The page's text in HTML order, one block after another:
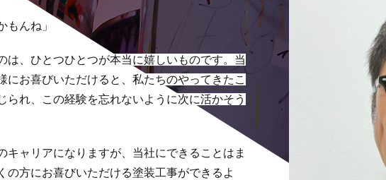
もんね」
は、ひとつひとつが本当に嬉しいものです。当
にお喜びいただけると、私たちのやってきたこ
られ、この経験を忘れないように次に活かそう
キャリアになりますが、当社にできることはま
の方にお喜びいただける塗装工事ができるよ